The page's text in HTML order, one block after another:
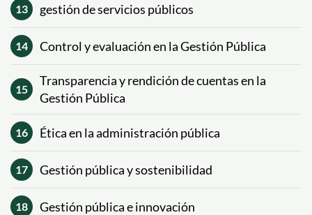
13 gestión de servicios públicos
14 Control y evaluación en la Gestión Pública
15
Transparencia y rendición de cuentas en la
Gestión Pública
16 Ética en la administración pública
17 Gestión pública y sostenibilidad
18 Gestión pública e innovación